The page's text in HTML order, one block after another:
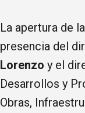
La apertura de
presencia del
Lorenzo y el
Desarrollos y
Obras,